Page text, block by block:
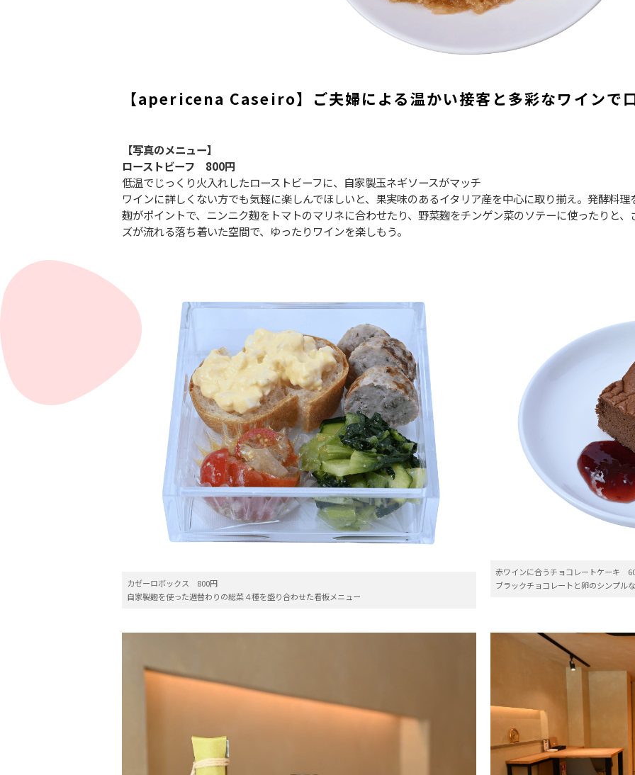
【apericena Caseiro】ご夫婦による温かい接客と多彩なワインで
【写真のメニュー】
ローストビーフ 800円
低温でじっくり火入れしたローストビーフに、自家製玉ネギソースがマッチ
ワインに詳しくない方でも気軽に楽しんでほしいと、果実味のあるイタリア産を中心に取り揃え。発酵料
麹がポイントで、ニンニク麹をトマトのマリネに合わせたり、野菜麹をチンゲン菜のソテーに使ったりと
ズが流れる落ち着いた空間で、ゆったりワインを楽しもう。
カゼーロボックス 800円
自家製麹を使った週替わりの総菜４種を盛り合わせた看板メニュー
赤ワインに合うチョコレートケーキ
ブラックチョコレートと卵のシンプル